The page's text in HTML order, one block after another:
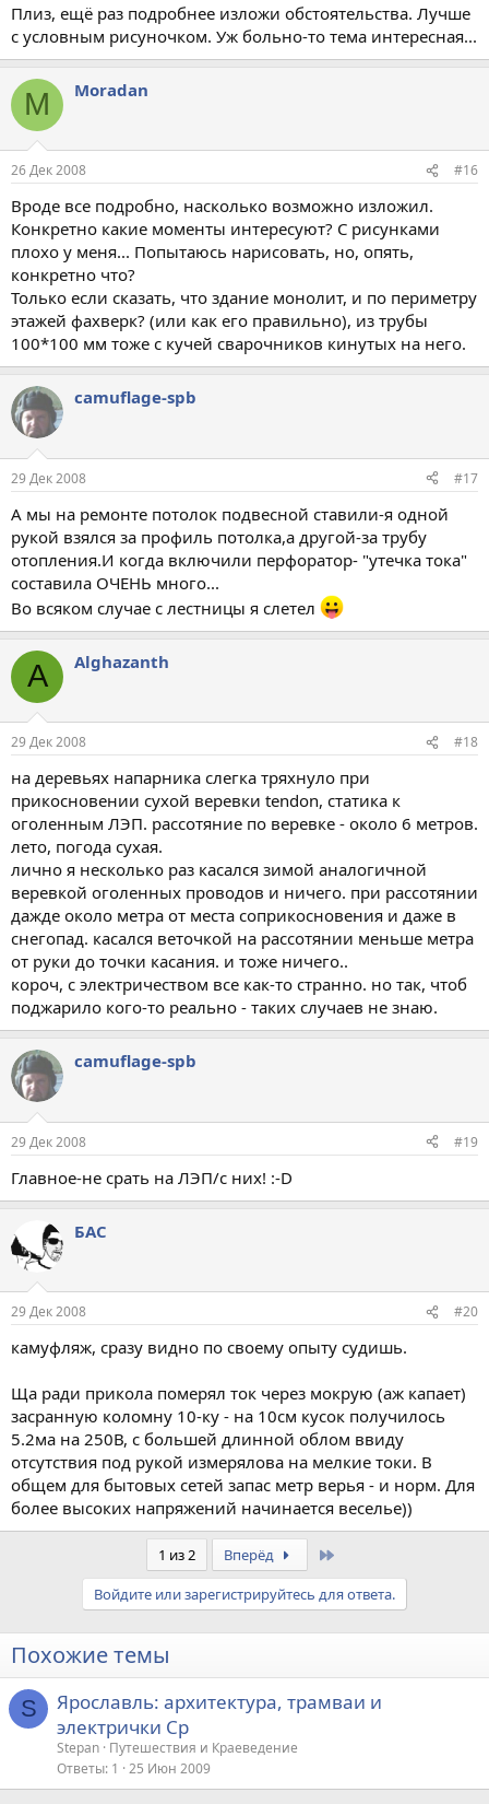
Плиз, ещё раз подробнее изложи обстоятельства. Лучше
с условным рисуночком. Уж больно-то тема интересная...
M Moradan
26 Дек 2008 #16
Вроде все подробно, насколько возможно изложил.
Конкретно какие моменты интересуют? С рисунками
плохо у меня... Попытаюсь нарисовать, но, опять,
конкретно что?
Только если сказать, что здание монолит, и по периметру
этажей фахверк? (или как его правильно), из трубы
100*100 мм тоже с кучей сварочников кинутых на него.
camuflage-spb
29 Дек 2008 #17
А мы на ремонте потолок подвесной ставили-я одной
рукой взялся за профиль потолка,а другой-за трубу
отопления.И когда включили перфоратор- "утечка тока"
составила ОЧЕНЬ много...
Во всяком случае с лестницы я слетел
A Alghazanth
29 Дек 2008 #18
на деревьях напарника слегка тряхнуло при
прикосновении сухой веревки tendon, статика к
оголенным ЛЭП. рассотяние по веревке - около 6 метров.
лето, погода сухая.
лично я несколько раз касался зимой аналогичной
веревкой оголенных проводов и ничего. при рассотянии
дажде около метра от места соприкосновения и даже в
снегопад. касался веточкой на рассотянии меньше метра
от руки до точки касания. и тоже ничего..
короч, с электричеством все как-то странно. но так, чтоб
поджарило кого-то реально - таких случаев не знаю.
camuflage-spb
29 Дек 2008 #19
Главное-не срать на ЛЭП/с них! :-D
БАС
29 Дек 2008 #20
камуфляж, сразу видно по своему опыту судишь.
Ща ради прикола померял ток через мокрую (аж капает)
засранную коломну 10-ку - на 10см кусок получилось
5.2ма на 250В, с большей длинной облом ввиду
отсутствия под рукой измерялова на мелкие токи. В
общем для бытовых сетей запас метр верья - и норм. Для
более высоких напряжений начинается веселье))
1 из 2 Вперёд
Войдите или зарегистрируйтесь для ответа.
Похожие темы
S
Ярославль: архитектура, трамваи и
электрички Ср
Stepan Путешествия и Краеведение
Ответы 1 25 Июн 2009